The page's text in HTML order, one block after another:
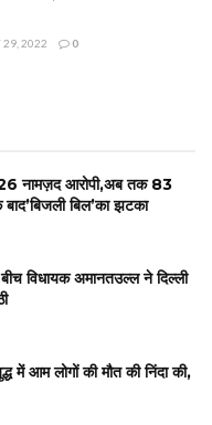
29, 2022 0
नामज़द आरोपी,अब तक 83
बिल’का झटका
विधायक अमानतउल्ल ने दिल्ली
में आम लोगों की मौत की निंदा की,